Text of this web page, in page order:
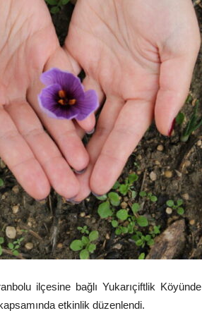
ilçesine bağlı Yukarıçiftlik
etkinlik düzenlendi.